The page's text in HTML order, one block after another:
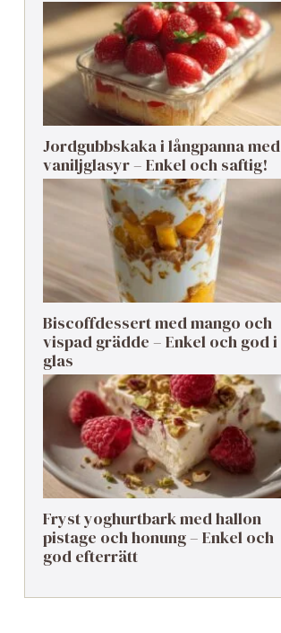
Jordgubbskaka i långpanna med
vaniljglasyr – Enkel och saftig!
Biscoffdessert med mango och
vispad grädde – Enkel och god i
glas
Fryst yoghurtbark med hallon
pistage och honung – Enkel och
god efterrätt